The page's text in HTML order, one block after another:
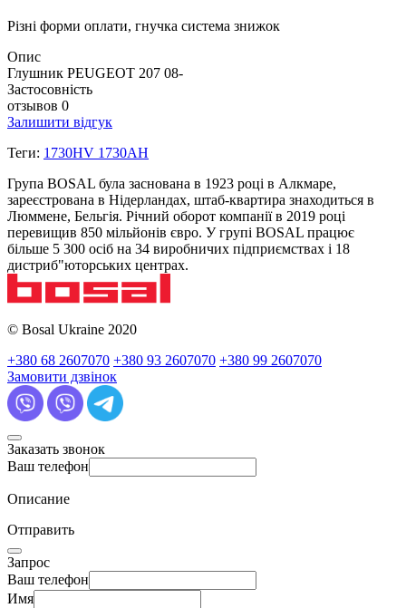
Різні форми оплати, гнучка система знижок
Опис
Глушник PEUGEOT 207 08-
Застосовність
отзывов 0
Залишити відгук
Теги: 1730HV 1730AH
Група BOSAL була заснована в 1923 році в Алкмаре,
зареєстрована в Нідерландах, штаб-квартира знаходиться в
Люммене, Бельгія. Річний оборот компанії в 2019 році
перевищив 850 мільйонів євро. У групі BOSAL працює
більше 5 300 осіб на 34 виробничих підприємствах і 18
дистриб"юторських центрах.
© Bosal Ukraine 2020
+380 68 2607070 +380 93 2607070 +380 99 2607070
Замовити дзвінок
Заказать звонок
Ваш телефон
Описание
Отправить
Запрос
Ваш телефон
Имя